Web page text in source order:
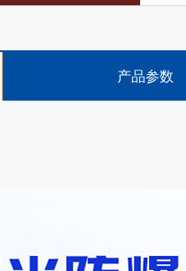
产品参数